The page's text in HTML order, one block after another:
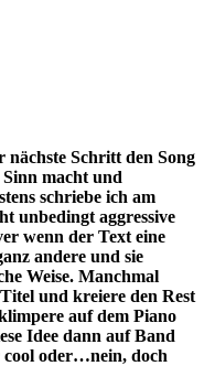
nächste Schritt den Song
macht und
schriebe ich am
unbedingt aggressive
wenn der Text eine
andere und sie
Weise. Manchmal
und kreiere den Rest
auf dem Piano
Idee dann auf Band
cool oder…nein, doch